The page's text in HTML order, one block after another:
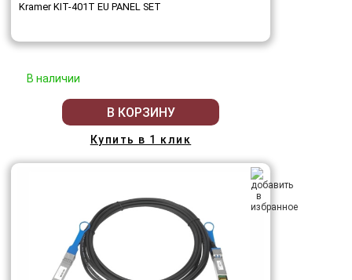
Kramer KIT-401T EU PANEL SET
В наличии
В КОРЗИНУ
Купить в 1 клик